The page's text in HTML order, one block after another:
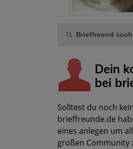
Brieffreund
Dein
bei
Solltest du noch
brieffreunde.de
eines anlegen um
großen Community